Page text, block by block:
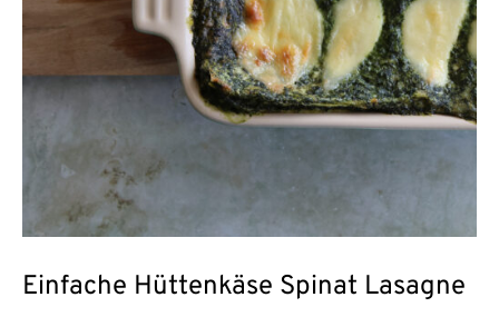
Einfache Hüttenkäse Spinat Lasagne